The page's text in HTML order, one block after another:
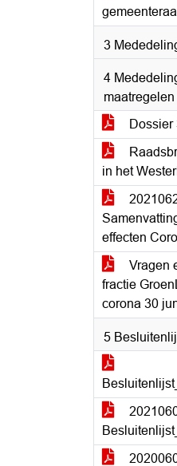
3
4
Dossier
in het
effecten
Vragen
fractie
corona 30
5